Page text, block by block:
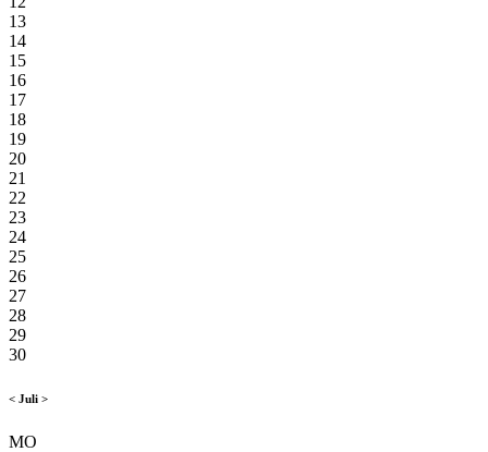
13
14
15
16
17
18
19
20
21
22
23
24
25
26
27
28
29
30
< Juli >
MO